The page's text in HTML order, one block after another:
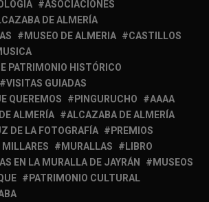
ASOCIACIONES
DE ALMERÍA
MUSEO DE ALMERIA
CASTILLOS
PATRIMONIO HISTÓRICO
VISITAS GUIADAS
QUEREMOS
PINGURUCHO
AAAA
ALMERÍA
ALCAZABA DE ALMERÍA
DE LA FOTOGRAFÍA
PREMIOS
MILLARES MURALLAS
LIBRO
EN LA MURALLA DE JAYRÁN
MUSEOS
PATRIMONIO CULTURAL